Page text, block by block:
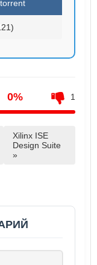
0% 1
Xilinx ISE
Design Suite
»